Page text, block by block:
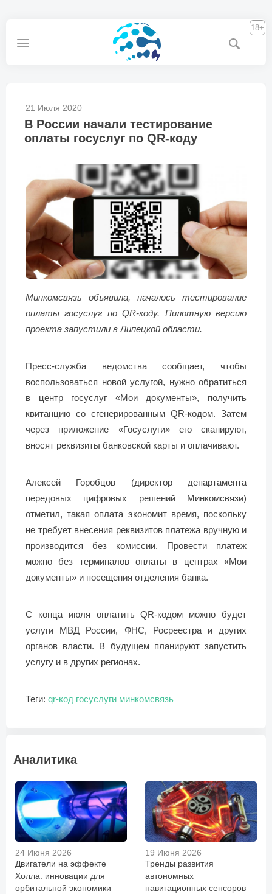
18+
21 Июля 2020
В России начали тестирование
оплаты госуслуг по QR-коду
Минкомсвязь объявила, началось тестирование
оплаты госуслуг по QR-коду. Пилотную версию
проекта запустили в Липецкой области.
Пресс-служба ведомства сообщает, чтобы
воспользоваться новой услугой, нужно обратиться
в центр госуслуг «Мои документы», получить
квитанцию со сгенерированным QR-кодом. Затем
через приложение «Госуслуги» его сканируют,
вносят реквизиты банковской карты и оплачивают.
Алексей Горобцов (директор департамента
передовых цифровых решений Минкомсвязи)
отметил, такая оплата экономит время, поскольку
не требует внесения реквизитов платежа вручную и
производится без комиссии. Провести платеж
можно без терминалов оплаты в центрах «Мои
документы» и посещения отделения банка.
С конца июля оплатить QR-кодом можно будет
услуги МВД России, ФНС, Росреестра и других
органов власти. В будущем планируют запустить
услугу и в других регионах.
Теги: qr-код госуслуги минкомсвязь
Аналитика
24 Июня 2026
Двигатели на эффекте
Холла: инновации для
орбитальной экономики
19 Июня 2026
Тренды развития
автономных
навигационных сенсоров